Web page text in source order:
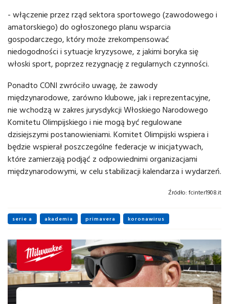
- włączenie przez rząd sektora sportowego (zawodowego i
amatorskiego) do ogłoszonego planu wsparcia
gospodarczego, który może zrekompensować
niedogodności i sytuacje kryzysowe, z jakimi boryka się
włoski sport, poprzez rezygnację z regularnych czynności.
Ponadto CONI zwróciło uwagę, że zawody
międzynarodowe, zarówno klubowe, jak i reprezentacyjne,
nie wchodzą w zakres jurysdykcji Włoskiego Narodowego
Komitetu Olimpijskiego i nie mogą być regulowane
dzisiejszymi postanowieniami. Komitet Olimpijski wspiera i
będzie wspierał poszczególne federacje w inicjatywach,
które zamierzają podjąć z odpowiednimi organizacjami
międzynarodowymi, w celu stabilizacji kalendarza i wydarzeń.
Źródło: fcinter1908.it
serie a akademia primavera koronawirus